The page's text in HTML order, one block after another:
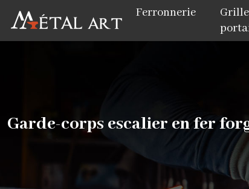
Ferronnerie
Garde-corps escalier en fer